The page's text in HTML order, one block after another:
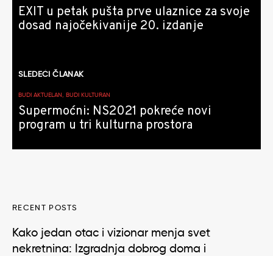
EXIT u petak pušta prve ulaznice za svoje
dosad najočekivanije 20. izdanje
SLEDEĆI ČLANAK
BUDI AKTUELAN, BUDI KULTURAN
Supermoćni: NS2021 pokreće novi
program u tri kulturna prostora
RECENT POSTS
Kako jedan otac i vizionar menja svet
nekretnina: Izgradnja dobrog doma i